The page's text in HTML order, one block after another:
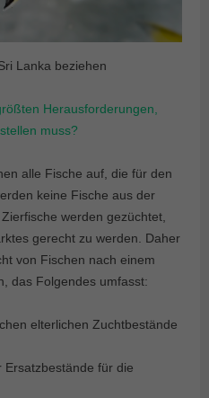
Lanka beziehen
Herausforderungen,
muss?
alle Fische auf, die für den
keine Fische aus der
werden gezüchtet,
gerecht zu werden. Daher
von Fischen nach einem
das Folgendes umfasst:
elterlichen Zuchtbestände
für die